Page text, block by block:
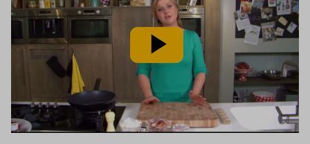
video
af